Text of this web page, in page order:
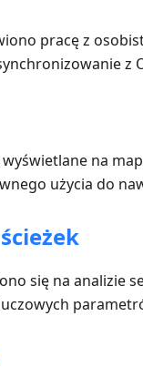
pracę z
z
na
użycia do
się na analizie